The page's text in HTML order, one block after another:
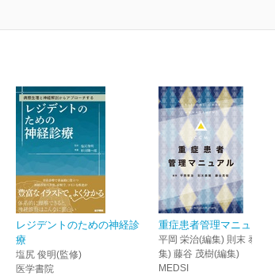
レジデントのための神経診
療
塩尻 俊明(監修)
医学書院
重症患者管理マニュアル
平岡 栄治(編集) 則末 泰博(編
集) 藤谷 茂樹(編集)
MEDSI